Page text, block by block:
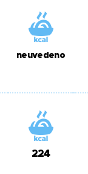
neuvedeno
224